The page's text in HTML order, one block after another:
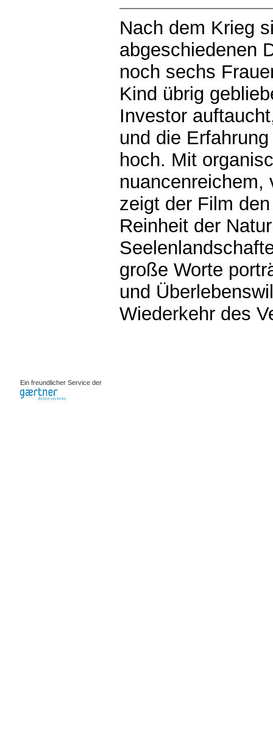
Nach dem Krieg
abgeschiedenen
noch sechs
Kind übrig
Investor
und die
hoch. Mit
nuancenreichem,
zeigt der Film
Reinheit der
große Worte
und
Wiederkehr des
Ein freundlicher Service der